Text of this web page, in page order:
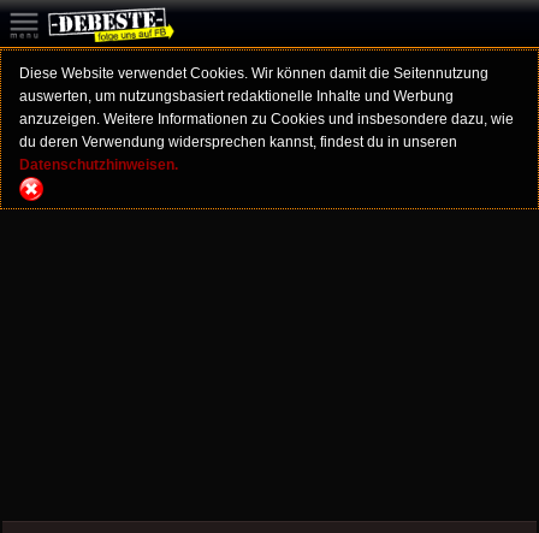
Diese Website verwendet Cookies. Wir können damit die Seitennutzung
auswerten, um nutzungsbasiert redaktionelle Inhalte und Werbung
anzuzeigen. Weitere Informationen zu Cookies und insbesondere dazu, wie
du deren Verwendung widersprechen kannst, findest du in unseren
Datenschutzhinweisen.